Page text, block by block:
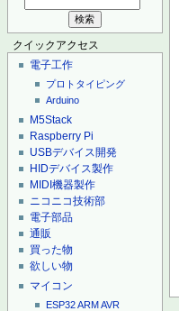
クイックアクセス
電子工作
プロトタイピング
Arduino
M5Stack
Raspberry Pi
USBデバイス開発
HIDデバイス製作
MIDI機器製作
ニコニコ技術部
電子部品
通販
買った物
欲しい物
マイコン
ESP32ARMAVR